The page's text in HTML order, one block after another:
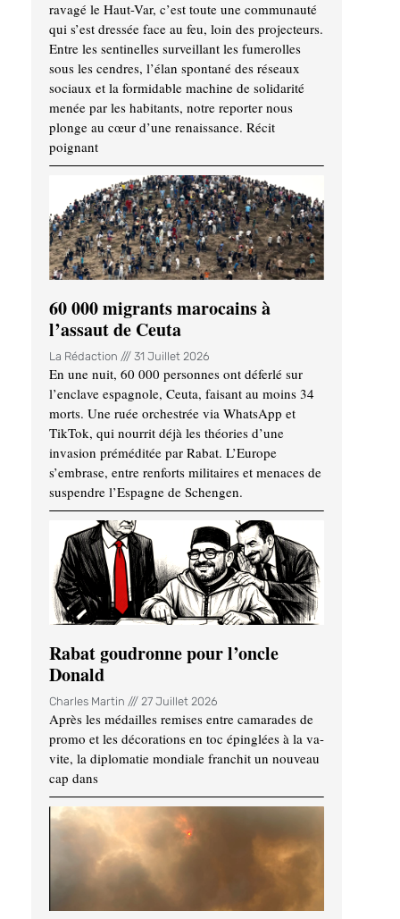
ravagé le Haut-Var, c’est toute une communauté
qui s’est dressée face au feu, loin des projecteurs.
Entre les sentinelles surveillant les fumerolles
sous les cendres, l’élan spontané des réseaux
sociaux et la formidable machine de solidarité
menée par les habitants, notre reporter nous
plonge au cœur d’une renaissance. Récit
poignant
60 000 migrants marocains à
l’assaut de Ceuta
La Rédaction 31 Juillet 2026
En une nuit, 60 000 personnes ont déferlé sur
l’enclave espagnole, Ceuta, faisant au moins 34
morts. Une ruée orchestrée via WhatsApp et
TikTok, qui nourrit déjà les théories d’une
invasion préméditée par Rabat. L’Europe
s’embrase, entre renforts militaires et menaces de
suspendre l’Espagne de Schengen.
Rabat goudronne pour l’oncle
Donald
Charles Martin 27 Juillet 2026
Après les médailles remises entre camarades de
promo et les décorations en toc épinglées à la va-
vite, la diplomatie mondiale franchit un nouveau
cap dans